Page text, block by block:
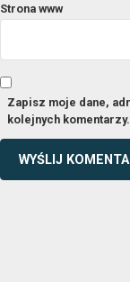
Strona www
Zapisz moje dane,
kolejnych komentarzy.